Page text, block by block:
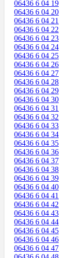
06436 6 04 19
06436 6 04 20
06436 6 04 21
06436 6 04 22
06436 6 04 23
06436 6 04 24
06436 6 04 25
06436 6 04 26
06436 6 04 27
06436 6 04 28
06436 6 04 29
06436 6 04 30
06436 6 04 31
06436 6 04 32
06436 6 04 33
06436 6 04 34
06436 6 04 35
06436 6 04 36
06436 6 04 37
06436 6 04 38
06436 6 04 39
06436 6 04 40
06436 6 04 41
06436 6 04 42
06436 6 04 43
06436 6 04 44
06436 6 04 45
06436 6 04 46
06436 6 04 47